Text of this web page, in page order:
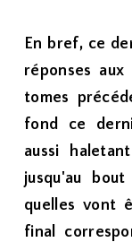
En bref, ce
réponses aux
tomes
fond ce
aussi
jusqu'au
quelles vont
final